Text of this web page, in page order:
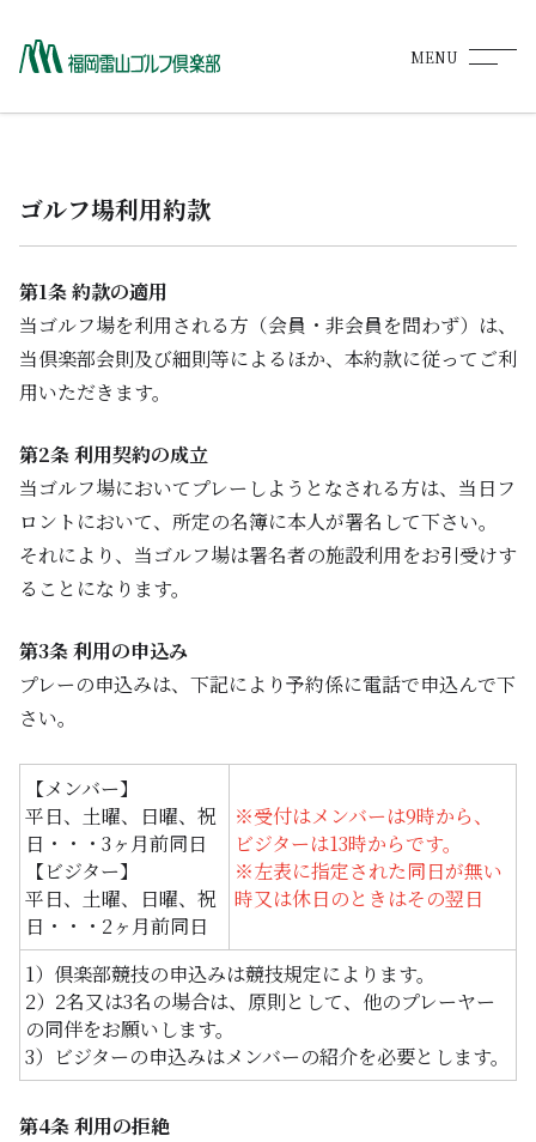
MENU
コース紹介
料金・プラン
RATE PLAN
レストランメニュー
RESTAURANT
予約
RESERVATION
施設紹介
FACILITY
MEMBERSHIP
WEB会員サービス
WEB MEMBERS SERVISES
新卒採用
アクセス
企業情報
採用情報
092-323-8181
(受付 7:00 - 18:00)
ゴルフ場利用約款
第1条 約款の適用
当ゴルフ場を利用される方（会員・非会員を問わず）は、
当倶楽部会則及び細則等によるほか、本約款に従ってご利
用いただきます。
第2条 利用契約の成立
当ゴルフ場においてプレーしようとなされる方は、当日フ
ロントにおいて、所定の名簿に本人が署名して下さい。
それにより、当ゴルフ場は署名者の施設利用をお引受けす
ることになります。
第3条 利用の申込み
プレーの申込みは、下記により予約係に電話で申込んで下
さい。
【メンバー】
平日、土曜、日曜、祝
日・・・3ヶ月前同日
【ビジター】
平日、土曜、日曜、祝
日・・・2ヶ月前同日
※受付はメンバーは9時から、
ビジターは13時からです。
※左表に指定された同日が無い
時又は休日のときはその翌日
1）倶楽部競技の申込みは競技規定によります。
2）2名又は3名の場合は、原則として、他のプレーヤー
の同伴をお願いします。
3）ビジターの申込みはメンバーの紹介を必要とします。
第4条 利用の拒絶